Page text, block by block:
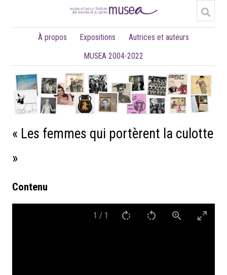
À propos Expositions
Autrices et auteurs
MUSEA 2004-2022
« Les femmes qui portèrent la culotte
»
Contenu
1 / 1